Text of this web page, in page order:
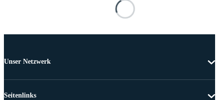
Unser Netzwerk
Seitenlinks